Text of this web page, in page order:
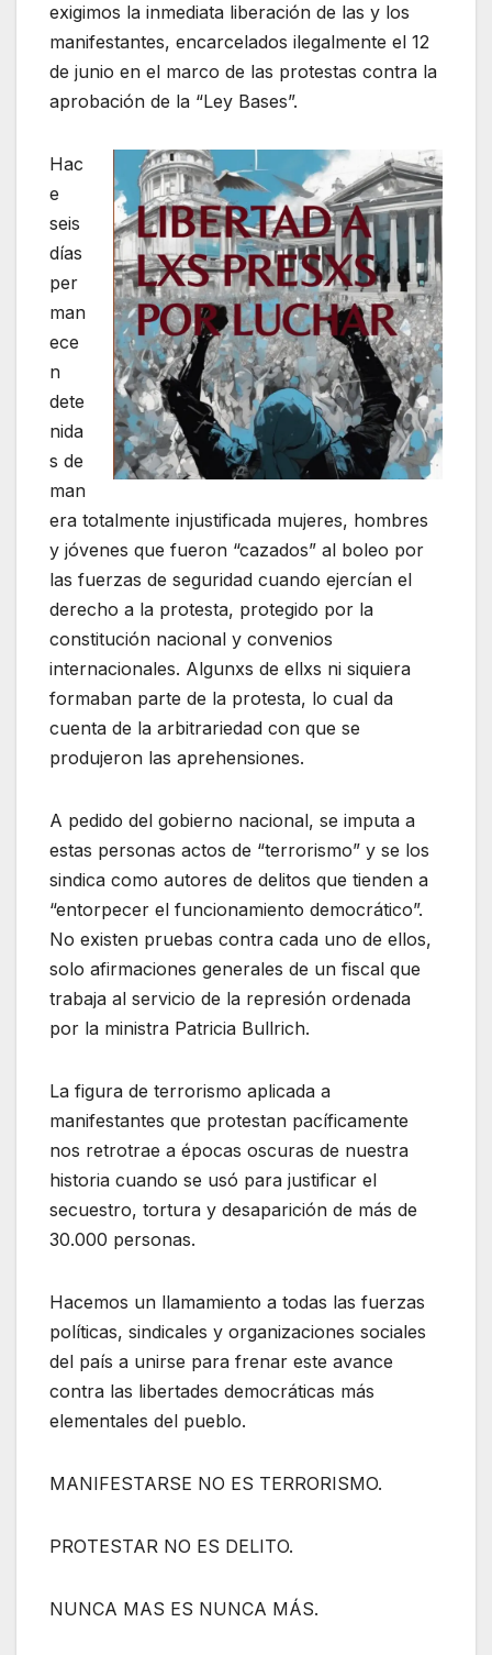
exigimos la inmediata liberación de las y los
manifestantes, encarcelados ilegalmente el 12
de junio en el marco de las protestas contra la
aprobación de la “Ley Bases”.
Hac
e
seis
días
per
man
ece
n
dete
nida
s de
man
era totalmente injustificada mujeres, hombres
y jóvenes que fueron “cazados” al boleo por
las fuerzas de seguridad cuando ejercían el
derecho a la protesta, protegido por la
constitución nacional y convenios
internacionales. Algunxs de ellxs ni siquiera
formaban parte de la protesta, lo cual da
cuenta de la arbitrariedad con que se
produjeron las aprehensiones.
A pedido del gobierno nacional, se imputa a
estas personas actos de “terrorismo” y se los
sindica como autores de delitos que tienden a
“entorpecer el funcionamiento democrático”.
No existen pruebas contra cada uno de ellos,
solo afirmaciones generales de un fiscal que
trabaja al servicio de la represión ordenada
por la ministra Patricia Bullrich.
La figura de terrorismo aplicada a
manifestantes que protestan pacíficamente
nos retrotrae a épocas oscuras de nuestra
historia cuando se usó para justificar el
secuestro, tortura y desaparición de más de
30.000 personas.
Hacemos un llamamiento a todas las fuerzas
políticas, sindicales y organizaciones sociales
del país a unirse para frenar este avance
contra las libertades democráticas más
elementales del pueblo.
MANIFESTARSE NO ES TERRORISMO.
PROTESTAR NO ES DELITO.
NUNCA MAS ES NUNCA MÁS.